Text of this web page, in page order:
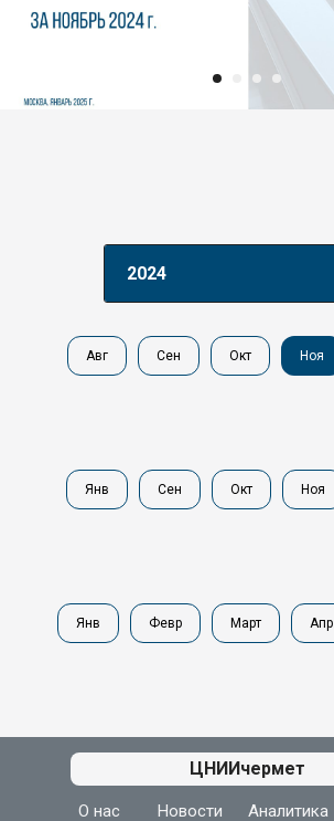
Авг Сен Окт Ноя
Янв Сен Окт Ноя
Янв Февр Март Апр
О нас Аналитика
Новости
ЦНИИчермет